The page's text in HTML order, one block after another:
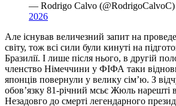
— Rodrigo Calvo (@RodrigoCalvoC)
2026
Але існував величезний запит на
світу, тож всі сили були кинуті на
Бразилії. І лише після нього, в другій
членство Німеччини у ФІФА таки
японців повернули у велику сім’ю. З
обов’язку 81-річний мсьє Жюль нарешті
Незадовго до смерті легендарного